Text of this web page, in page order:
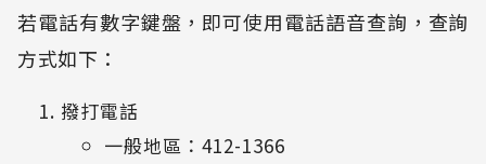
若電話有數字鍵盤，即可使用電話語音查詢，查詢
方式如下：
撥打電話
一般地區：412-1366